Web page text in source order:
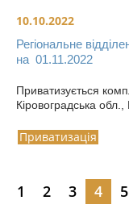
10.10.2022
Регіональне
на 01.11.2022
Приватизується
Кіровоградська
Приватизація
1 2 3 4 5